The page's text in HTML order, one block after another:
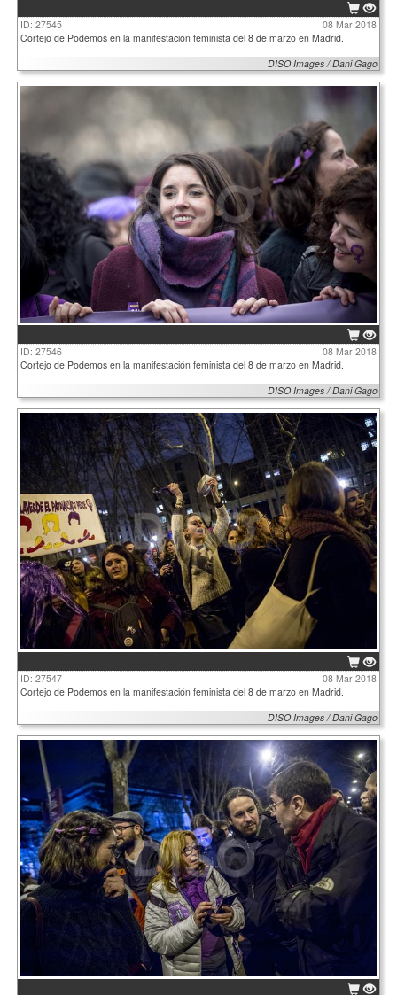
ID: 27545
08 Mar 2018
Cortejo de Podemos en la manifestación feminista del 8 de marzo en Madrid.
DISO Images / Dani Gago
ID: 27546
08 Mar 2018
Cortejo de Podemos en la manifestación feminista del 8 de marzo en Madrid.
DISO Images / Dani Gago
ID: 27547
08 Mar 2018
Cortejo de Podemos en la manifestación feminista del 8 de marzo en Madrid.
DISO Images / Dani Gago